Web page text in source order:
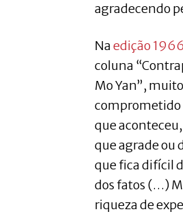
agradecendo
Naedição
coluna
Mo Yan”,
comprometido
que
que agrade ou
que fica difícil
dos fatos (…)
riqueza de